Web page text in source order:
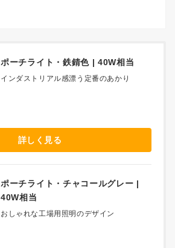
ポーチライト・鉄錆色 | 40W相当
インダストリアル感漂う定番のあかり
詳しく見る
ポーチライト・チャコールグレー |
40W相当
おしゃれな工場用照明のデザイン